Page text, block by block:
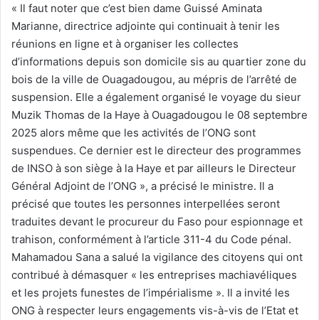
« Il faut noter que c’est bien dame Guissé Aminata
Marianne, directrice adjointe qui continuait à tenir les
réunions en ligne et à organiser les collectes
d’informations depuis son domicile sis au quartier zone du
bois de la ville de Ouagadougou, au mépris de l’arrêté de
suspension. Elle a également organisé le voyage du sieur
Muzik Thomas de la Haye à Ouagadougou le 08 septembre
2025 alors même que les activités de l’ONG sont
suspendues. Ce dernier est le directeur des programmes
de INSO à son siège à la Haye et par ailleurs le Directeur
Général Adjoint de l’ONG », a précisé le ministre. Il a
précisé que toutes les personnes interpellées seront
traduites devant le procureur du Faso pour espionnage et
trahison, conformément à l’article 311-4 du Code pénal.
Mahamadou Sana a salué la vigilance des citoyens qui ont
contribué à démasquer « les entreprises machiavéliques
et les projets funestes de l’impérialisme ». Il a invité les
ONG à respecter leurs engagements vis-à-vis de l’Etat et